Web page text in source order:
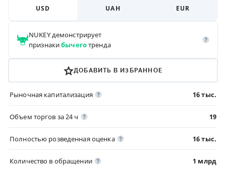
USD UAH EUR
NUKEYдемонстрирует
признакибычеготренда
ДОБАВИТЬ В ИЗБРАННОЕ
Рыночная капитализация 16 тыс.
Объем торгов за 24 ч 19
Полностью розведенная оценка 16 тыс.
Количество в обращении 1 млрд